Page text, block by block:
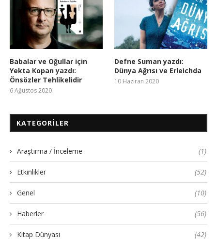
Babalar ve Oğullar için
Yekta Kopan yazdı:
Önsözler Tehlikelidir
6 Ağustos 2020
Defne Suman yazdı:
Dünya Ağrısı ve Erleichda
10 Haziran 2020
KATEGORILER
Araştırma / İnceleme (1)
Etkinlikler (52)
Genel (10)
Haberler (56)
Kitap Dünyası (42)